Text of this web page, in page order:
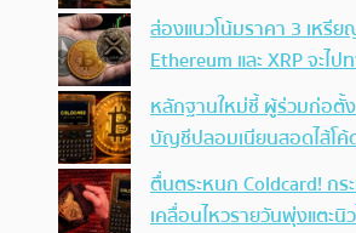
ส่องแนวโน้มราคา 3 เหรี
Ethereum และ XRP จะไ
หลักฐานใหม่ชี้ ผู้ร่วมก่อตั้
บัญชีปลอมเนียนสอดไส้โค้
ตื่นตระหนก Coldcard! กร
เคลื่อนไหวรายวันพุ่งแตะนิ